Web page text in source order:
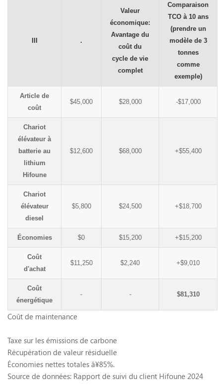
III .
Valeur
économique:
Avantage du
coût du
cycle de vie
complet
Comparaison
TCO à 10 ans
(prendre un
modèle de 3
tonnes
comme
exemple)
Article de
coût
$45,000 $28,000 -$17,000
Chariot
élévateur à
batterie au
lithium
Hifoune
$12,600 $68,000 +$55,400
Chariot
élévateur
diesel
$5,800 $24,500 +$18,700
Économies $0 $15,200 +$15,200
Coût
d'achat
$11,250 $2,240 +$9,010
Coût
énergétique
- - $81,310
Coût de maintenance
Taxe sur les émissions de carbone
Récupération de valeur résiduelle
Économies nettes totales â¥85%.
Source de données: Rapport de suivi du client Hifoune 2024